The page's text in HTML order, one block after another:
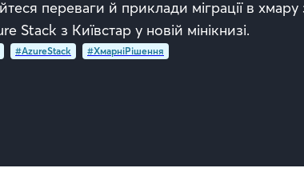
переваги й приклади міграції в
Stack з Київстар у новій мінікнизі.
#AzureStack #ХмарніРішення